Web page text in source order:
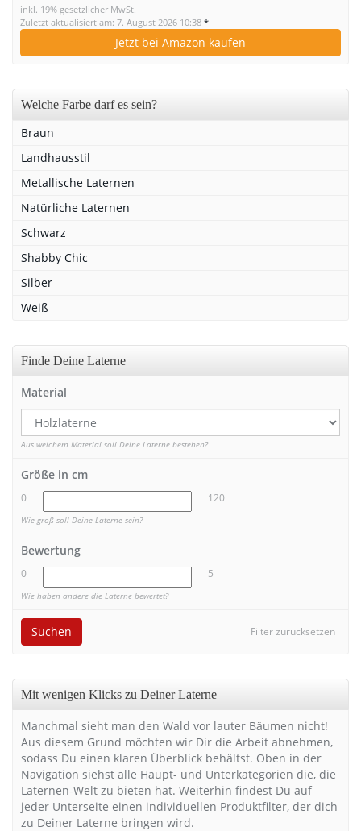
inkl. 19% gesetzlicher MwSt.
Zuletzt aktualisiert am: 7. August 2026 10:38 *
Jetzt bei Amazon kaufen
Welche Farbe darf es sein?
Braun
Landhausstil
Metallische Laternen
Natürliche Laternen
Schwarz
Shabby Chic
Silber
Weiß
Finde Deine Laterne
Material
Aus welchem Material soll Deine Laterne bestehen?
Größe in cm
0 120
Wie groß soll Deine Laterne sein?
Bewertung
0 5
Wie haben andere die Laterne bewertet?
Filter zurücksetzen
Suchen
Mit wenigen Klicks zu Deiner Laterne
Manchmal sieht man den Wald vor lauter Bäumen nicht!
Aus diesem Grund möchten wir Dir die Arbeit abnehmen,
sodass Du einen klaren Überblick behältst. Oben in der
Navigation siehst alle Haupt- und Unterkategorien die, die
Laternen-Welt zu bieten hat. Weiterhin findest Du auf
jeder Unterseite einen individuellen Produktfilter, der dich
zu Deiner Laterne bringen wird.